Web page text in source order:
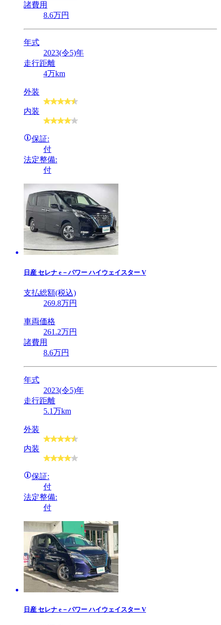
諸費用
8.6万円
年式
2023(令5)年
走行距離
4万km
外装
内装
保証:
付
法定整備:
付
日産 セレナ e－パワー ハイウェイスター V
支払総額(税込)
269.8万円
車両価格
261 .2万円
諸費用
8.6万円
年式
2023(令5)年
走行距離
5.1万km
外装
内装
保証:
付
法定整備:
付
日産 セレナ e－パワー ハイウェイスター V